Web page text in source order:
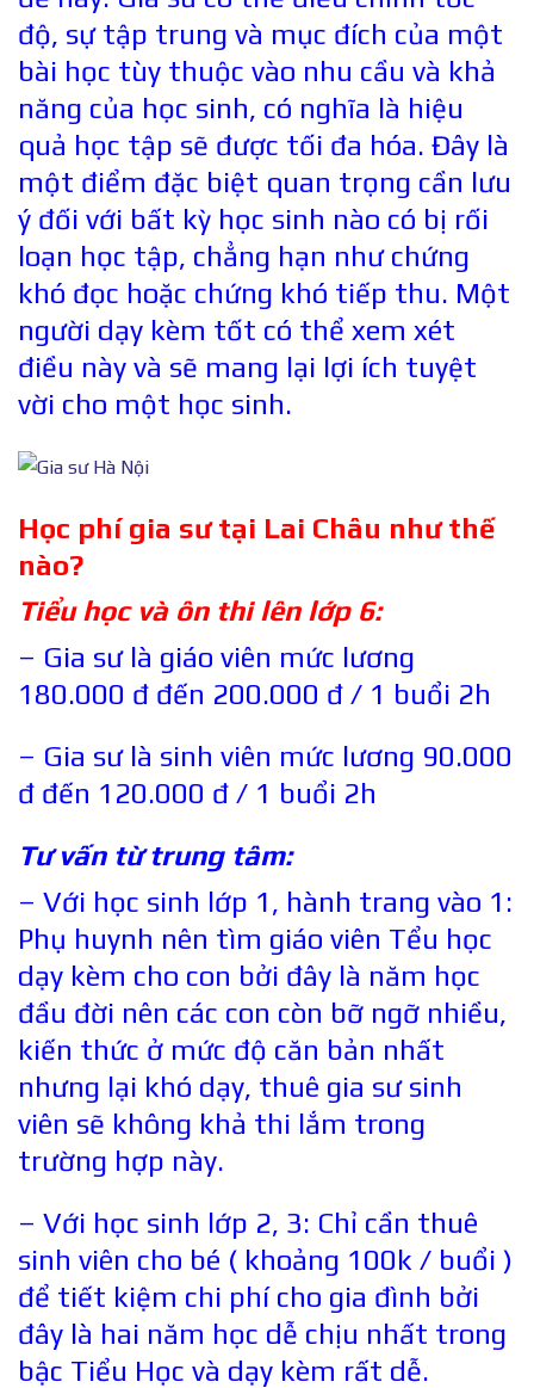
độ, sự tập trung và mục đích của một
bài học tùy thuộc vào nhu cầu và khả
năng của học sinh, có nghĩa là hiệu
quả học tập sẽ được tối đa hóa. Đây là
một điểm đặc biệt quan trọng cần lưu
ý đối với bất kỳ học sinh nào có bị rối
loạn học tập, chẳng hạn như chứng
khó đọc hoặc chứng khó tiếp thu. Một
người dạy kèm tốt có thể xem xét
điều này và sẽ mang lại lợi ích tuyệt
vời cho một học sinh.
Học phí gia sư tại Lai Châu như thế
nào?
Tiểu học và ôn thi lên lớp 6:
– Gia sư là giáo viên mức lương
180.000 đ đến 200.000 đ / 1 buổi 2h
– Gia sư là sinh viên mức lương 90.000
đ đến 120.000 đ / 1 buổi 2h
Tư vấn từ trung tâm:
– Với học sinh lớp 1, hành trang vào 1:
Phụ huynh nên tìm giáo viên Tểu học
dạy kèm cho con bởi đây là năm học
đầu đời nên các con còn bỡ ngỡ nhiều,
kiến thức ở mức độ căn bản nhất
nhưng lại khó dạy, thuê gia sư sinh
viên sẽ không khả thi lắm trong
trường hợp này.
– Với học sinh lớp 2, 3: Chỉ cần thuê
sinh viên cho bé ( khoảng 100k / buổi )
để tiết kiệm chi phí cho gia đình bởi
đây là hai năm học dễ chịu nhất trong
bậc Tiểu Học và dạy kèm rất dễ.